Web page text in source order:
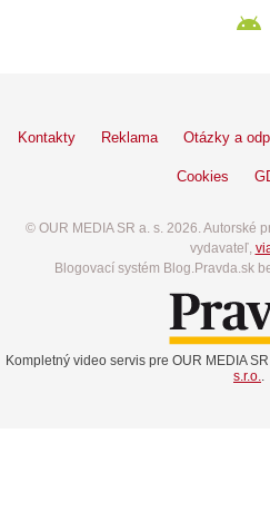
Kontakty Reklama Otázky a
Cookies
© OUR MEDIA SR a. s. 2026. Autorské
vydavateľ,
Blogovací systém Blog.Pravda.sk
Kompletný video servis pre OUR MEDIA
s.r.o.